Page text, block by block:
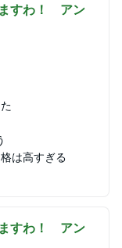
すわ！ アン
は高すぎる
すわ！ アン